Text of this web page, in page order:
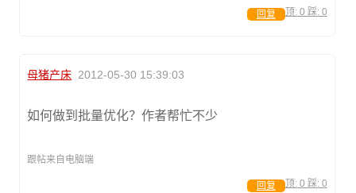
顶: 0 踩: 0
回复
母猪产床 2012-05-30 15:39:03
如何做到批量优化？作者帮忙不少
跟帖来自电脑端
顶: 0 踩: 0
回复